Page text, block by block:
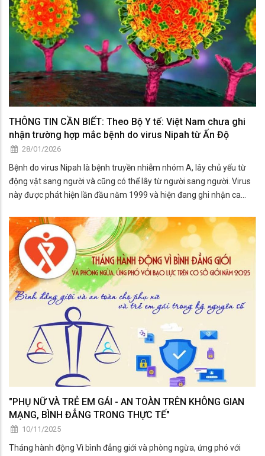
THÔNG TIN CẦN BIẾT: Theo Bộ Y tế: Việt Nam chưa ghi
nhận trường hợp mắc bệnh do virus Nipah từ Ấn Độ
28/01/2026
Bệnh do virus Nipah là bệnh truyền nhiễm nhóm A, lây chủ yếu từ
động vật sang người và cũng có thể lây từ người sang người. Virus
này được phát hiện lần đầu năm 1999 và hiện đang ghi nhận ca
khoảng 40-75%.
"PHỤ NỮ VÀ TRẺ EM GÁI - AN TOÀN TRÊN KHÔNG GIAN
MẠNG, BÌNH ĐẲNG TRONG THỰC TẾ"
10/11/2025
Tháng hành động Vì bình đẳng giới và phòng ngừa, ứng phó với